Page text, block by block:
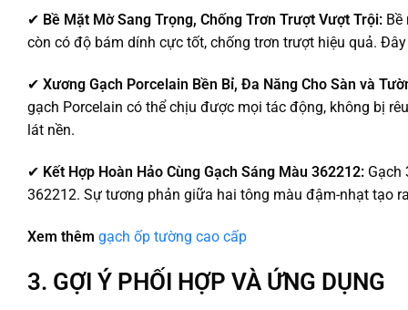
✔ Bề Mặt Mờ Sang Trọng, Chống Trơn Trượt Vượt Trội:
còn có độ bám dính cực tốt, chống trơn trượt hiệu quả.
✔ Xương Gạch Porcelain Bền Bỉ, Đa Năng Cho Sàn và
gạch Porcelain có thể chịu được mọi tác động, không bị
lát nền.
✔ Kết Hợp Hoàn Hảo Cùng Gạch Sáng Màu 362212: Gạch
362212. Sự tương phản giữa hai tông màu đậm-nhạt tạo
Xem thêm gạch ốp tường cao cấp
3. GỢI Ý PHỐI HỢP VÀ ỨNG DỤNG